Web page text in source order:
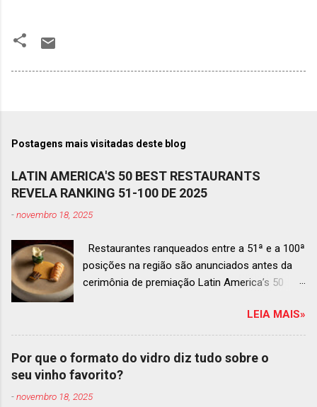
Postagens mais visitadas deste blog
LATIN AMERICA'S 50 BEST RESTAURANTS
REVELA RANKING 51-100 DE 2025
-novembro 18, 2025
Restaurantes ranqueados entre a 51ª e a 100ª
posições na região são anunciados antes da
cerimônia de premiação Latin America’s 50
de dezembro em Antígua, Guatemala
Prato do Origem, o brasileiro mais
bem ranqueado na lista estendida O Latin
America’s 50 Best Restaurants anunciou hoje a
ranqueados nas posições No.51 a No.100,em
LEIA MAIS»
Por que o formato do vidro diz tudo sobre o
seu vinho favorito?
-novembro 18, 2025